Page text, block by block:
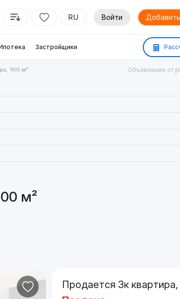
RU Войти
Застройщики
100 м² Объявление от
м²
Продается 3к квартира,